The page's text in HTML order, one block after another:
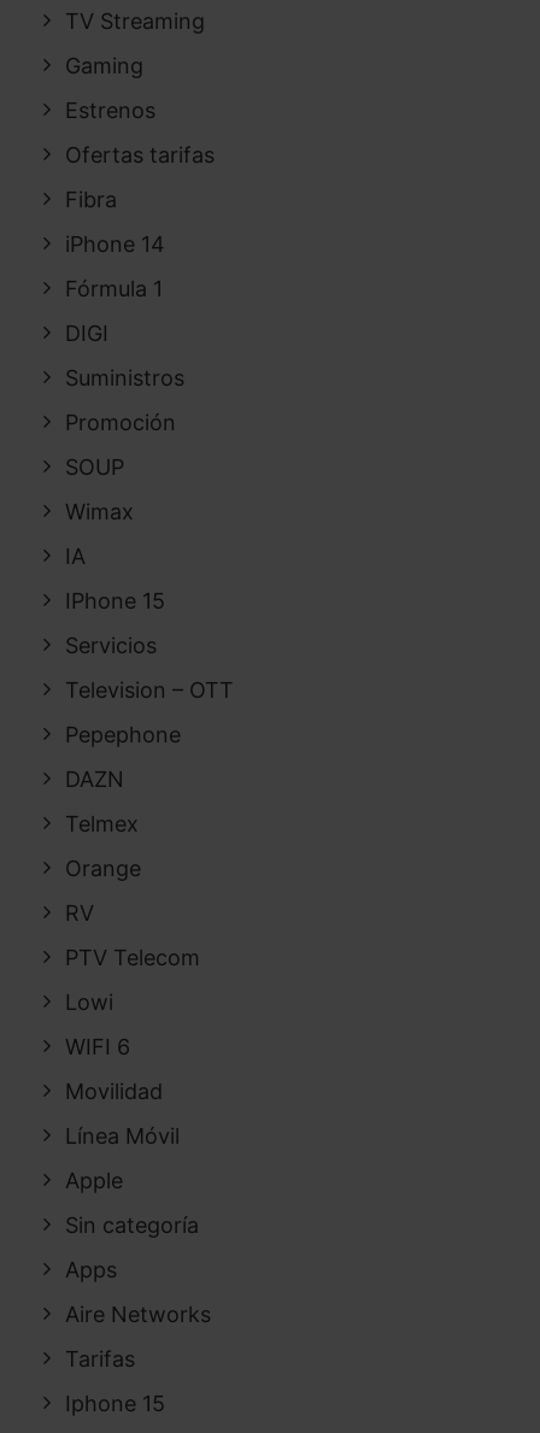
TV Streaming
Gaming
Estrenos
Ofertas tarifas
Fibra
iPhone 14
Fórmula 1
DIGI
Suministros
Promoción
SOUP
Wimax
IA
IPhone 15
Servicios
Television – OTT
Pepephone
DAZN
Telmex
Orange
RV
PTV Telecom
Lowi
WIFI 6
Movilidad
Línea Móvil
Apple
Sin categoría
Apps
Aire Networks
Tarifas
Iphone 15